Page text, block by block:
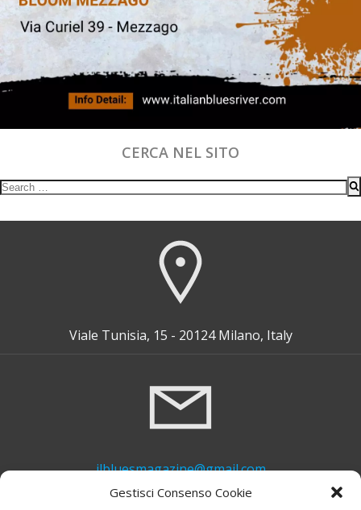
Gestisci Consenso Cookie
CERCA NEL SITO
Search
Viale Tunisia, 15 - 20124 Milano, Italy
ilbluesmagazine@gmail.com